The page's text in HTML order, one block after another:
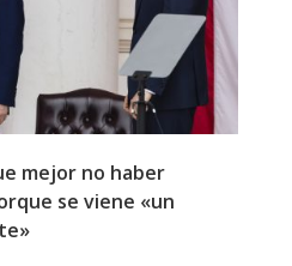
mejor no haber
se viene «un